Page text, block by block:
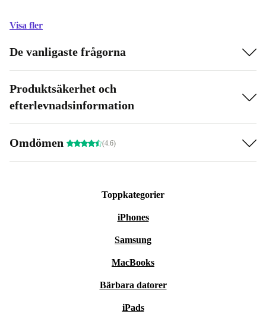
Visa fler
De vanligaste frågorna
Produktsäkerhet och
efterlevnadsinformation
Omdömen (4.6)
Toppkategorier
iPhones
Samsung
MacBooks
Bärbara datorer
iPads